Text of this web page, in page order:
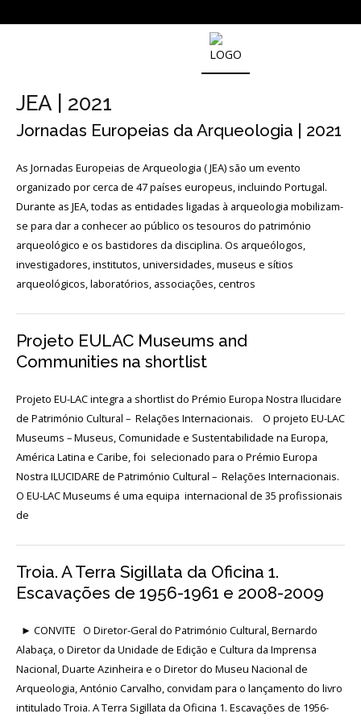
MUSEU
NACIONAL
DE
História
O
Fundador
Regulamentos
Relatórios
Acordos
de
colaboração
Público
e
voluntariado
Início
O
MNA
ESCUTA
EXTERNA
JEA | 2021
Jornadas Europeias da Arqueologia | 2021
As Jornadas Europeias de Arqueologia ( JEA) são um evento
organizado por cerca de 47 países europeus, incluindo Portugal.
Durante as JEA, todas as entidades ligadas à arqueologia mobilizam-
se para dar a conhecer ao público os tesouros do património
arqueológico e os bastidores da disciplina. Os arqueólogos,
investigadores, institutos, universidades, museus e sítios
arqueológicos, laboratórios, associações, centros
Projeto EULAC Museums and
Communities na shortlist
Projeto EU-LAC integra a shortlist do Prémio Europa Nostra Ilucidare
de Património Cultural – Relações Internacionais. O projeto EU-LAC
Museums – Museus, Comunidade e Sustentabilidade na Europa,
América Latina e Caribe, foi selecionado para o Prémio Europa
Nostra ILUCIDARE de Património Cultural – Relações Internacionais.
O EU-LAC Museums é uma equipa internacional de 35 profissionais
de
Troia. A Terra Sigillata da Oficina 1.
Escavações de 1956-1961 e 2008-2009
► CONVITE O Diretor-Geral do Património Cultural, Bernardo
Alabaça, o Diretor da Unidade de Edição e Cultura da Imprensa
Nacional, Duarte Azinheira e o Diretor do Museu Nacional de
Arqueologia, António Carvalho, convidam para o lançamento do livro
intitulado Troia. A Terra Sigillata da Oficina 1. Escavações de 1956-